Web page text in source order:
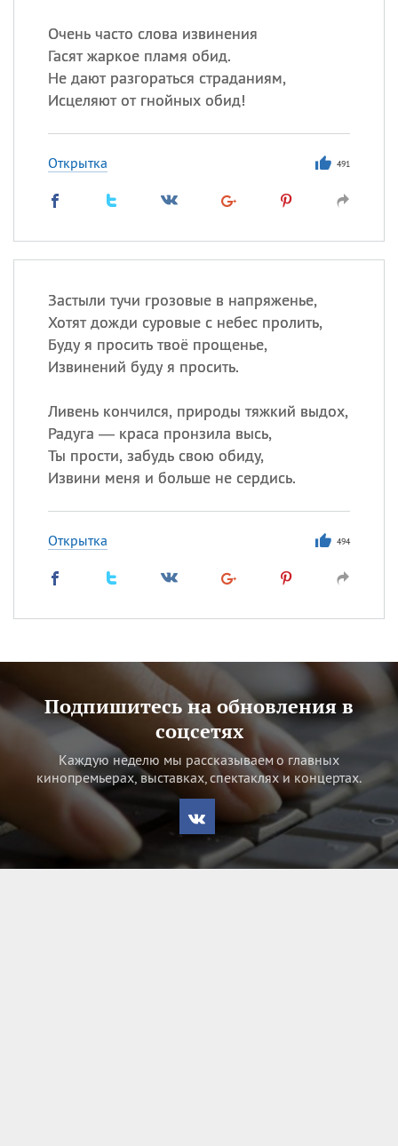
Очень часто слова извинения
Гасят жаркое пламя обид.
Не дают разгораться страданиям,
Исцеляют от гнойных обид!
Открытка 491
Застыли тучи грозовые в напряженье,
Хотят дожди суровые с небес пролить,
Буду я просить твоё прощенье,
Извинений буду я просить.
Ливень кончился, природы тяжкий выдох,
Радуга — краса пронзила высь,
Ты прости, забудь свою обиду,
Извини меня и больше не сердись.
Открытка 494
Подпишитесь на обновления в
соцсетях
Каждую неделю мы рассказываем о главных
кинопремьерах, выставках, спектаклях и концертах.